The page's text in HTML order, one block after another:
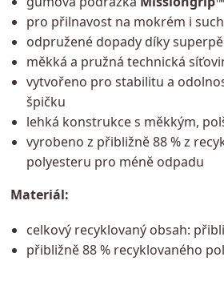
pro přilnavost na mokrém i
odpružené dopady díky
měkká a pružná technická
vytvořeno pro stabilitu a
špičku
lehká konstrukce s měkkým,
vyrobeno z přibližně 88 % z
polyesteru pro méně odpadu
Materiál:
celkový recyklovaný obsah:
přibližně 88 % recyklovaného